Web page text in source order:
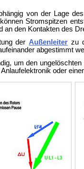
von der Lage
Stromspitzen
an den Kontakten des
derAußenleiter zu
abgestimmt
um den
oder